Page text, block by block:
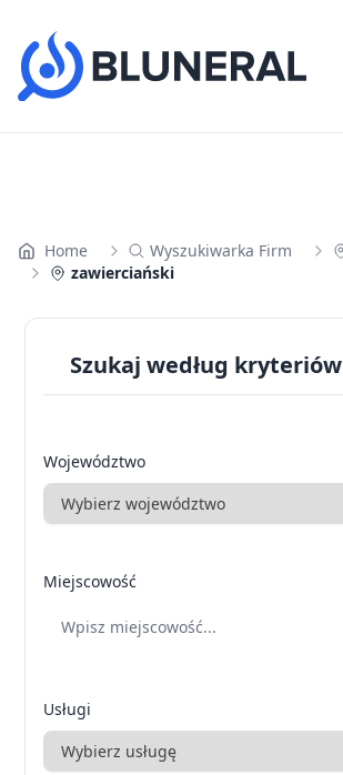
Home Wyszukiwarka Firm
zawierciański
Szukaj według kryteriów
Województwo
Miejscowość
Usługi